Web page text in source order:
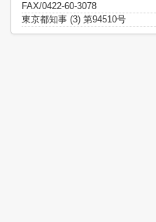
FAX/0422-60-3078
東京都知事 (3) 第94510号